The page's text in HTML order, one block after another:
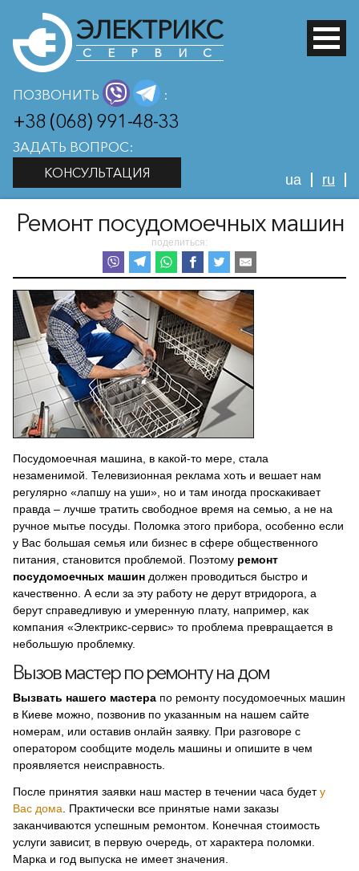
ЭЛЕКТРИКС
СЕРВИС
ЗАДАТЬ ВОПРОС:
КОНСУЛЬТАЦИЯ
ПОЗВОНИТЬ :
+38 (068) 991-48-33
Ремонт посудомоечных машин
ru
ua
поделиться:
Посудомоечная машина, в какой-то мере, стала
незаменимой. Телевизионная реклама хоть и вешает нам
регулярно «лапшу на уши», но и там иногда проскакивает
правда – лучше тратить свободное время на семью, а не на
ручное мытье посуды. Поломка этого прибора, особенно если
у Вас большая семья или бизнес в сфере общественного
питания, становится проблемой. Поэтому ремонт
посудомоечных машин должен проводиться быстро и
качественно. А если за эту работу не дерут втридорога, а
берут справедливую и умеренную плату, например, как
компания «Электрикс-сервис» то проблема превращается в
небольшую проблемку.
Вызов мастер по ремонту на дом
Вызвать нашего мастера по ремонту посудомоечных машин
в Киеве можно, позвонив по указанным на нашем сайте
номерам, или оставив онлайн заявку. При разговоре с
оператором сообщите модель машины и опишите в чем
проявляется неисправность.
После принятия заявки наш мастер в течении часа будету
Вас дома . Практически все принятые нами заказы
заканчиваются успешным ремонтом. Конечная стоимость
услуги зависит, в первую очередь, от характера поломки.
Марка и год выпуска не имеет значения.